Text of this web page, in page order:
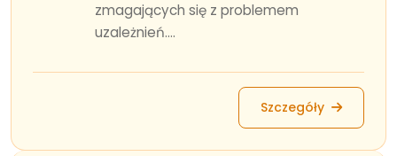
zmagających się z problemem
uzależnień....
Szczegóły